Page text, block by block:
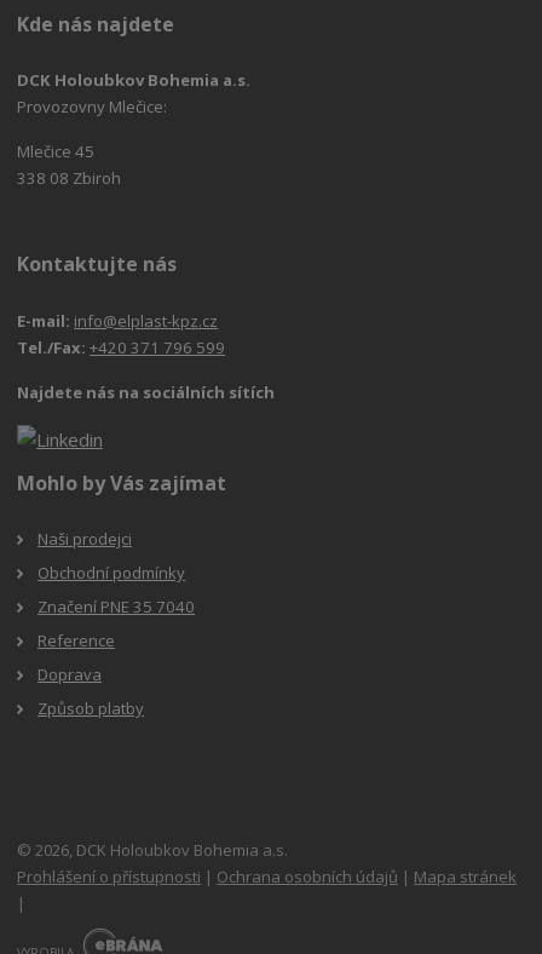
Kde nás najdete
DCK Holoubkov Bohemia a.s.
Provozovny Mlečice:
Mlečice 45
338 08 Zbiroh
Kontaktujte nás
E-mail: info@elplast-kpz.cz
Tel./Fax:+420 371 796 599
Najdete nás na sociálních sítích
Mohlo by Vás zajímat
Naši prodejci
Obchodní podmínky
Značení PNE 35 7040
Reference
Doprava
Způsob platby
© 2026, DCK Holoubkov Bohemia a.s.
Prohlášení o přístupnosti | Ochrana osobních údajů | Mapa stránek
|